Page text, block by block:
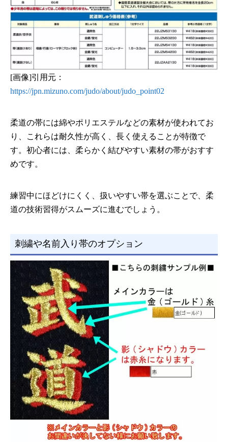
[画像]引用元：
https://jpn.mizuno.com/judo/about/judo_point02
柔道の帯には綿やポリエステルなどの素材が使われてお
り、これらは耐久性が高く、長く使えることが特徴で
す。初心者には、柔らかく結びやすい素材の帯がおすす
めです。
練習中にほどけにくく、扱いやすい帯を選ぶことで、柔
道の技術習得がスムーズに進むでしょう。
刺繍や名前入り帯のオプション